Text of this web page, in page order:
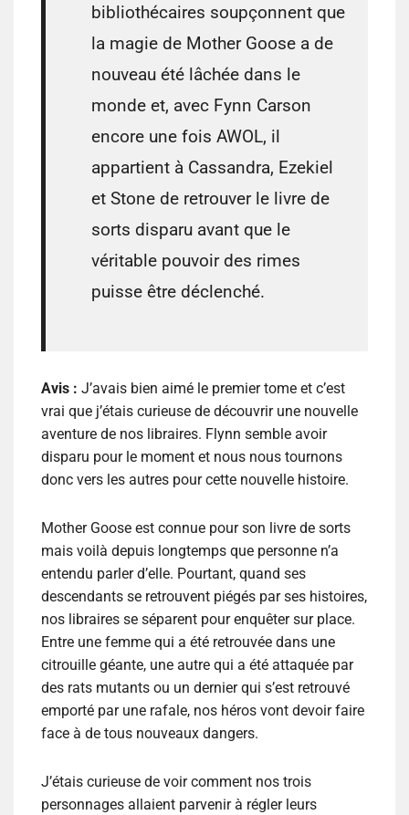
bibliothécaires soupçonnent que
la magie de Mother Goose a de
nouveau été lâchée dans le
monde et, avec Fynn Carson
encore une fois AWOL, il
appartient à Cassandra, Ezekiel
et Stone de retrouver le livre de
sorts disparu avant que le
véritable pouvoir des rimes
puisse être déclenché.
Avis : J’avais bien aimé le premier tome et c’est
vrai que j’étais curieuse de découvrir une nouvelle
aventure de nos libraires. Flynn semble avoir
disparu pour le moment et nous nous tournons
donc vers les autres pour cette nouvelle histoire.
Mother Goose est connue pour son livre de sorts
mais voilà depuis longtemps que personne n’a
entendu parler d’elle. Pourtant, quand ses
descendants se retrouvent piégés par ses histoires,
nos libraires se séparent pour enquêter sur place.
Entre une femme qui a été retrouvée dans une
citrouille géante, une autre qui a été attaquée par
des rats mutants ou un dernier qui s’est retrouvé
emporté par une rafale, nos héros vont devoir faire
face à de tous nouveaux dangers.
J’étais curieuse de voir comment nos trois
personnages allaient parvenir à régler leurs